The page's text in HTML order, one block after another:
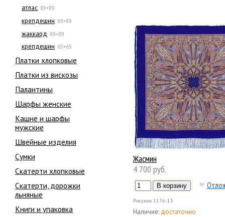
атлас 89×89
крепдешин 89×89
жаккард 89×89
крепдешин 65×65
Платки хлопковые
Платки из вискозы
Палантины
Шарфы женские
Кашне и шарфы
мужские
Швейные изделия
Сумки
Скатерти хлопковые
Скатерти, дорожки
льняные
Книги и упаковка
Жасмин
4 700 руб.
Рисунок 1176-13
Наличие: достаточно